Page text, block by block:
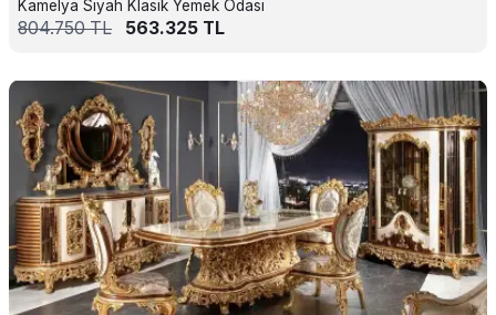
Kamelya Siyah Klasik Yemek Odası
804.750TL 563.325 TL